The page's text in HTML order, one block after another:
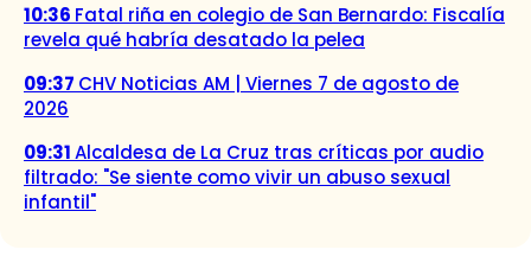
10:36 Fatal riña en colegio de San Bernardo: Fiscalía
revela qué habría desatado la pelea
09:37 CHV Noticias AM | Viernes 7 de agosto de
2026
09:31Alcaldesa de La Cruz tras críticas por audio
filtrado: "Se siente como vivir un abuso sexual
infantil"